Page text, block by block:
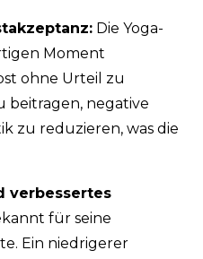
Die Yoga-
Moment
ohne Urteil zu
beitragen, negative
zu reduzieren, was die
verbessertes
für seine
Ein niedrigerer